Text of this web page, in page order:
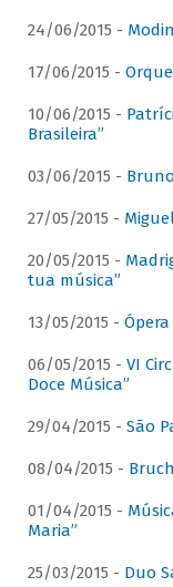
24/06/2015 -
17/06/2015 -
10/06/2015 -
Brasileira”
03/06/2015 -
27/05/2015 -
20/05/2015 -
tua música”
13/05/2015 -
06/05/2015 - VI
Doce Música”
29/04/2015 - São
08/04/2015 -
01/04/2015 -
Maria”
25/03/2015 - Duo